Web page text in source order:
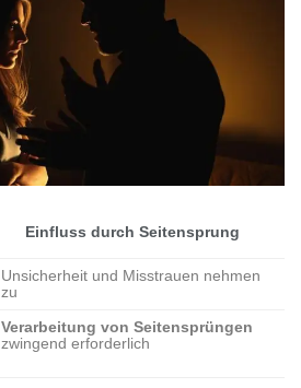
Einfluss durch Seitensprung
Unsicherheit und Misstrauen nehmen
zu
Verarbeitung von Seitensprüngen
zwingend erforderlich